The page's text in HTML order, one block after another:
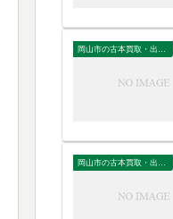
岡山市の古本買取・出張買取
岡山市の古本買取・出張買取